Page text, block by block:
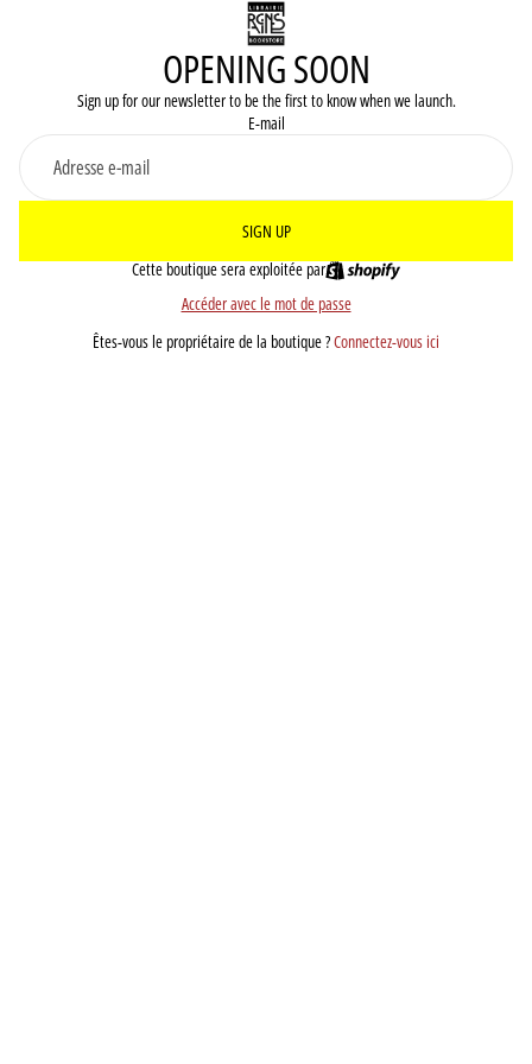
OPENING SOON
Sign up for our newsletter to be the first to know when we launch.
E-mail
SIGN UP
Cette boutique sera exploitée par
Accéder avec le mot de passe
Êtes-vous le propriétaire de la boutique ?Connectez-vous ici